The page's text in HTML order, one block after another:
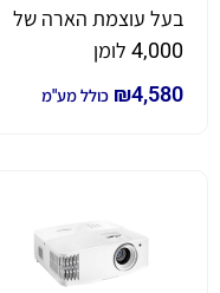
בעל עוצמת הארה של
4,000 לומן
₪4,580 כולל מע"מ